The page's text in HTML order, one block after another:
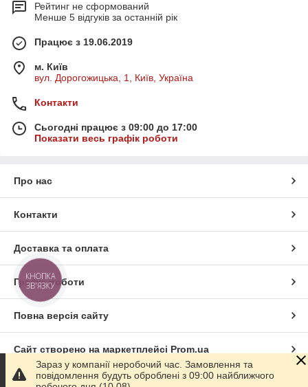
Рейтинг не сформований
Менше 5 відгуків за останній рік
Працює з 19.06.2019
м. Київ
вул. Дорогожицька, 1, Київ, Україна
Контакти
Сьогодні працює з 09:00 до 17:00
Показати весь графік роботи
Про нас
Контакти
Доставка та оплата
Графік роботи
Повна версія сайту
Сайт створено на маркетплейсі Prom.ua
Політика конфіденційності
Зараз у компанії неробочий час. Замовлення та
повідомлення будуть оброблені з 09:00 найближчого
КНОПКА
ЗВ'ЯЗКУ